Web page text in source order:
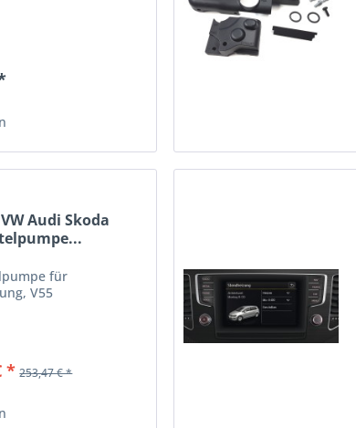
Audi Skoda
für
V55
* 253,47 € *